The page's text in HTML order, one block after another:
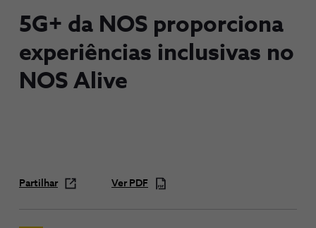
5G+ da NOS proporciona
experiências inclusivas no
NOS Alive
Partilhar Ver PDF